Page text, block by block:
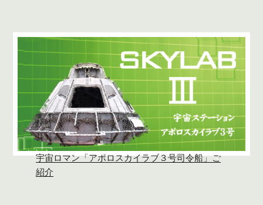
宇宙ロマン「アポロスカイラブ３号司令船」ご
紹介